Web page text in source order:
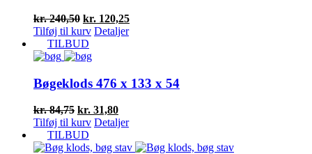
kr.240,50 Den
oprindelige
pris
var:
kr. 120,25Den
aktuelle
Tilføj til kurv Detaljer
TILBUD
Bøgeklods 476 x 133 x 54
kr.84,75 Den
oprindelige
pris
var:
kr. 31,80Den
aktuelle
er:
Tilføj til kurv Detaljer
TILBUD